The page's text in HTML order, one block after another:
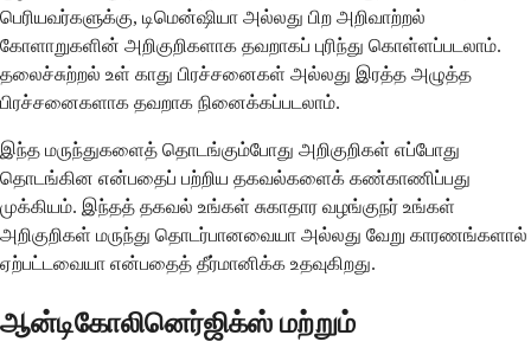
பெரியவர்களுக்கு, டிமென்ஷியா அல்லது பிற அறிவாற்றல்
கோளாறுகளின் அறிகுறிகளாக தவறாகப் புரிந்து கொள்ளப்படலாம்.
தலைச்சுற்றல் உள் காது பிரச்சனைகள் அல்லது இரத்த அழுத்த
பிரச்சனைகளாக தவறாக நினைக்கப்படலாம்.
இந்த மருந்துகளைத் தொடங்கும்போது அறிகுறிகள் எப்போது
தொடங்கின என்பதைப் பற்றிய தகவல்களைக் கண்காணிப்பது
முக்கியம். இந்தத் தகவல் உங்கள் சுகாதார வழங்குநர் உங்கள்
அறிகுறிகள் மருந்து தொடர்பானவையா அல்லது வேறு காரணங்களால்
ஏற்பட்டவையா என்பதைத் தீர்மானிக்க உதவுகிறது.
ஆன்டிகோலினெர்ஜிக்ஸ் மற்றும்